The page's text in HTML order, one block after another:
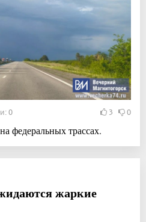
0 3 0
федеральных трассах.
жаркие